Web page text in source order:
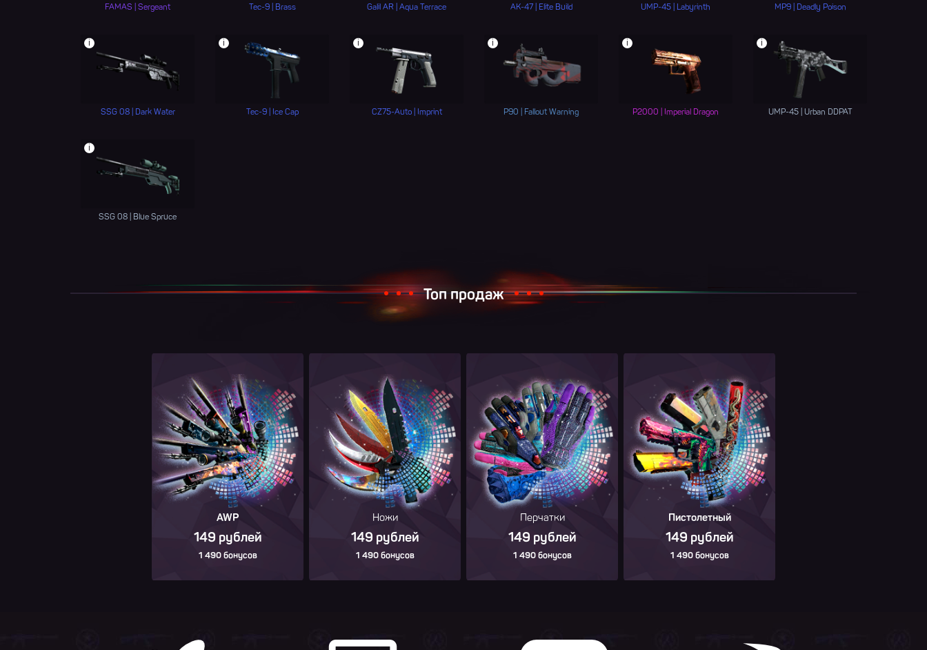
FAMAS | Sergeant Tec-9 | Brass Galil AR | Aqua Terrace AK-47 | Elite Build UMP-45 | Labyrinth MP9 | Deadly Poison
i
SSG 08 | Dark Water
i
Tec-9 | Ice Cap
i
CZ75-Auto | Imprint
i
P90 | Fallout Warning
i
P2000 | Imperial Dragon
i
UMP-45 | Urban DDPAT
i
SSG 08 | Blue Spruce
Топ продаж
AWP
149 рублей
1 490 бонусов
Ножи
149 рублей
1 490 бонусов
Перчатки
149 рублей
1 490 бонусов
Пистолетный
149 рублей
1 490 бонусов